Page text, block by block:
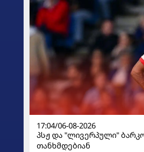
17:04/06-08-2026
პსჟ და "ლივერპული"
თანხმდებიან